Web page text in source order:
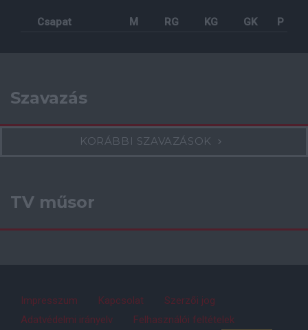
Csapat M RG KG GK P
Szavazás
KORÁBBI SZAVAZÁSOK
TV műsor
Impresszum Kapcsolat
Szerzői jog
Adatvédelmi irányelv
Felhasználói feltételek